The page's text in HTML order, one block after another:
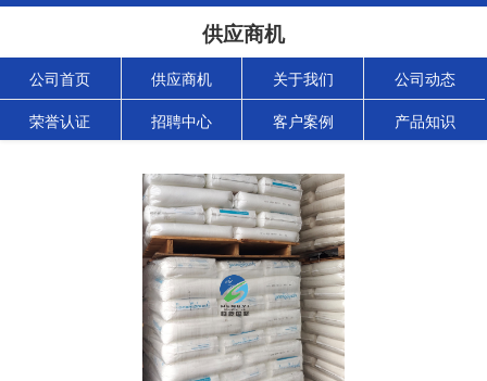
供应商机
公司首页 供应商机 关于我们 公司动态
荣誉认证 招聘中心 客户案例 产品知识